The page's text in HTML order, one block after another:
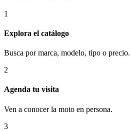
1
Explora el catálogo
Busca por marca, modelo, tipo o precio.
2
Agenda tu visita
Ven a conocer la moto en persona.
3